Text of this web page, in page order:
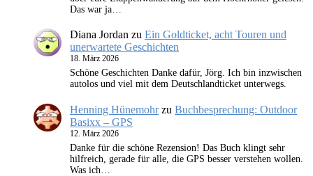
Das war ja…
Diana Jordan zu Ein Goldticket, acht Touren und
unerwartete Geschichten
18. März 2026
Schöne Geschichten Danke dafür, Jörg. Ich bin inzwischen
autolos und viel mit dem Deutschlandticket unterwegs.
Henning Hünemohrzu Buchbesprechung: Outdoor
Basixx – GPS
12. März 2026
Danke für die schöne Rezension! Das Buch klingt sehr
hilfreich, gerade für alle, die GPS besser verstehen wollen.
Was ich…